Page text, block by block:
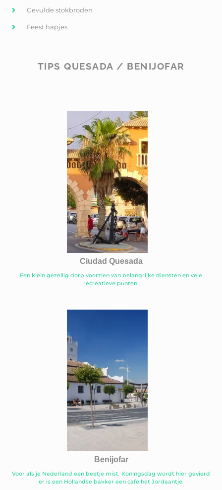
Gevulde stokbroden
Feest hapjes
TIPS QUESADA / BENIJOFAR
Ciudad Quesada
Een klein gezellig dorp voorzien van belangrijke diensten en vele
recreatieve punten.
Benijofar
Voor als je Nederland een beetje mist. Koningsdag wordt hier gevierd
er is een Hollandse bakker een cafe het Jordaantje.